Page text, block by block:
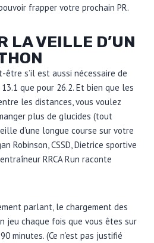
frapper votre prochain PR.
LA VEILLE D’UN
être s’il est aussi nécessaire de
que pour 26.2. Et bien que les
les distances, vous voulez
plus de glucides (tout
d’une longue course sur votre
Robinson, CSSD, Dietrice sportive
RRCA Run raconte
parlant, le chargement des
jeu chaque fois que vous êtes sur
minutes. (Ce n’est pas justifié